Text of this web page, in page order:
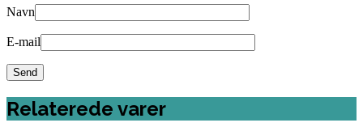
Navn
E-mail
Relaterede varer